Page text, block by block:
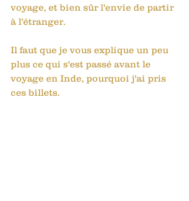
voyage, et bien sûr l'envie de partir
à l'étranger.
Il faut que je vous explique un peu
plus ce qui s'est passé avant le
voyage en Inde, pourquoi j'ai pris
ces billets.